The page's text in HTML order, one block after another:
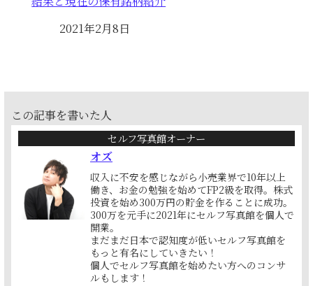
2021年2月8日
この記事を書いた人
セルフ写真館オーナー
オズ
収入に不安を感じながら小売業界で10年以上
働き、お金の勉強を始めてFP2級を取得。株式
投資を始め300万円の貯金を作ることに成功。
300万を元手に2021年にセルフ写真館を個人で
開業。
まだまだ日本で認知度が低いセルフ写真館を
もっと有名にしていきたい！
個人でセルフ写真館を始めたい方へのコンサ
ルもします！